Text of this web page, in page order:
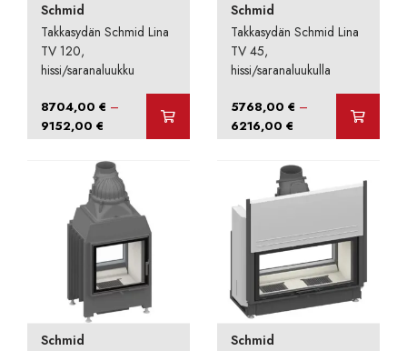
Schmid
Takkasydän Schmid Lina
TV 120,
hissi/saranaluukku
8704,00€ –
9152,00€ Hintaluokka:
8704,00 €
-
9152,00 €
Schmid
Takkasydän Schmid Lina
TV 45,
hissi/saranaluukulla
5768,00€ –
6216,00€ Hintaluokka:
5768,00 €
-
6216,00 €
Schmid
Schmid